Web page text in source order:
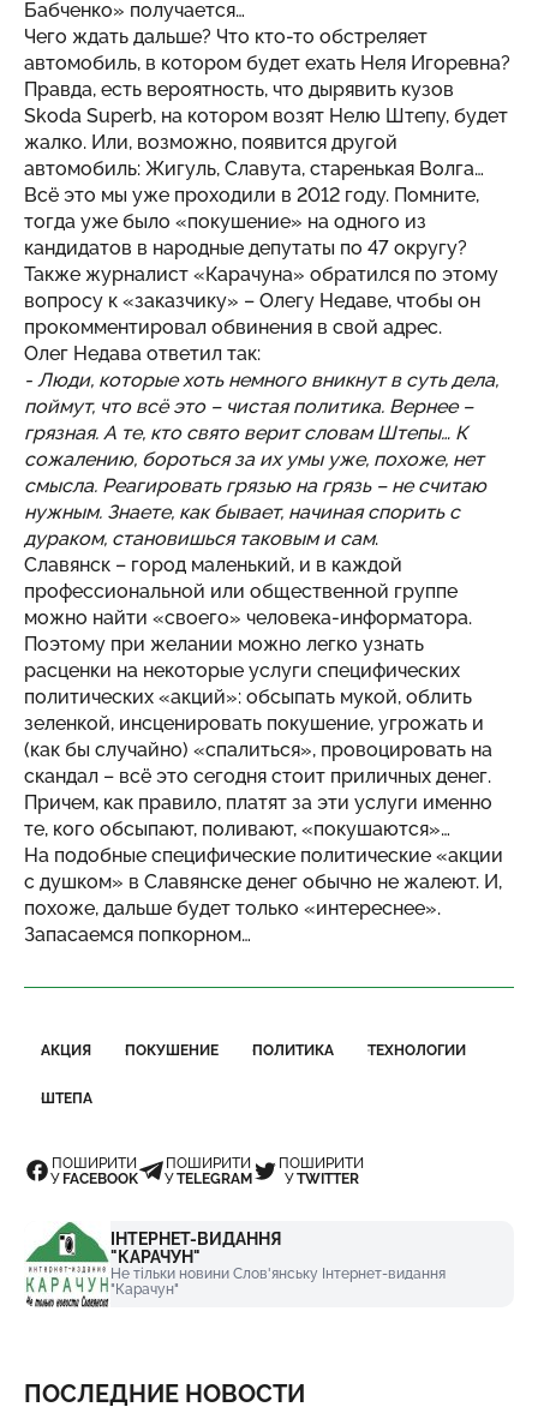
Бабченко» получается…
Чего ждать дальше? Что кто-то обстреляет
автомобиль, в котором будет ехать Неля Игоревна?
Правда, есть вероятность, что дырявить кузов
Skoda Superb, на котором возят Нелю Штепу, будет
жалко. Или, возможно, появится другой
автомобиль: Жигуль, Славута, старенькая Волга…
Всё это мы уже проходили в 2012 году. Помните,
тогда уже было «покушение» на одного из
кандидатов в народные депутаты по 47 округу?
Также журналист «Карачуна» обратился по этому
вопросу к «заказчику» – Олегу Недаве, чтобы он
прокомментировал обвинения в свой адрес.
Олег Недава ответил так:
- Люди, которые хоть немного вникнут в суть дела,
поймут, что всё это – чистая политика. Вернее –
грязная. А те, кто свято верит словам Штепы… К
сожалению, бороться за их умы уже, похоже, нет
смысла. Реагировать грязью на грязь – не считаю
нужным. Знаете, как бывает, начиная спорить с
дураком, становишься таковым и сам.
Славянск – город маленький, и в каждой
профессиональной или общественной группе
можно найти «своего» человека-информатора.
Поэтому при желании можно легко узнать
расценки на некоторые услуги специфических
политических «акций»: обсыпать мукой, облить
зеленкой, инсценировать покушение, угрожать и
(как бы случайно) «спалиться», провоцировать на
скандал – всё это сегодня стоит приличных денег.
Причем, как правило, платят за эти услуги именно
те, кого обсыпают, поливают, «покушаются»…
На подобные специфические политические «акции
с душком» в Славянске денег обычно не жалеют. И,
похоже, дальше будет только «интереснее».
Запасаемся попкорном…
АКЦИЯ ПОКУШЕНИЕ ПОЛИТИКА ТЕХНОЛОГИИ
ШТЕПА
ПОШИРИТИ
У FACEBOOK
ПОШИРИТИ
УTELEGRAM
ПОШИРИТИ
УTWITTER
ІНТЕРНЕТ-ВИДАННЯ
"КАРАЧУН"
Не тільки новини Слов'янську Інтернет-видання
"Карачун"
ПОСЛЕДНИЕ НОВОСТИ